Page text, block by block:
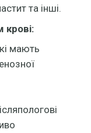
та інші.
крові:
мають